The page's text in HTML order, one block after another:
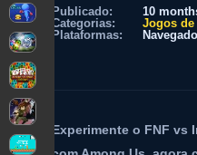
Publicado:
10
Categorias:
Jogos de
Plataformas:
Experimente o FNF